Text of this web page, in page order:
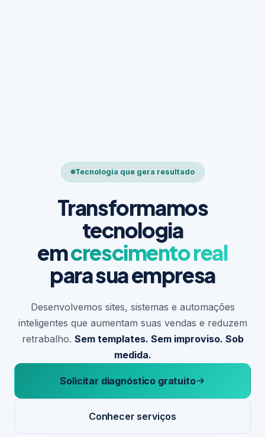
Tecnologia que gera resultado
Transformamos
tecnologia
emcrescimento real
para sua empresa
Desenvolvemos sites, sistemas e automações
inteligentes que aumentam suas vendas e reduzem
retrabalho. Sem templates. Sem improviso. Sob
medida.
Solicitar diagnóstico gratuito
Conhecer serviços